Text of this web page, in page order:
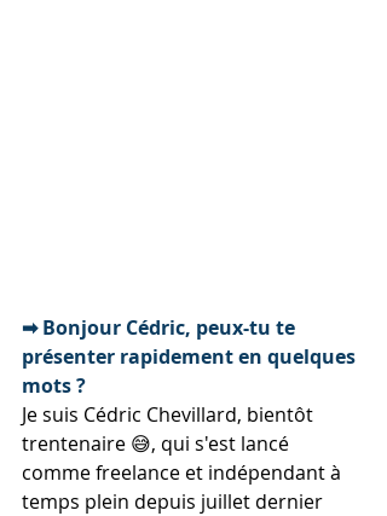
➡ Bonjour Cédric, peux-tu te
présenter rapidement en quelques
mots ?
Je suis Cédric Chevillard, bientôt
trentenaire 😅, qui s'est lancé
comme freelance et indépendant à
temps plein depuis juillet dernier